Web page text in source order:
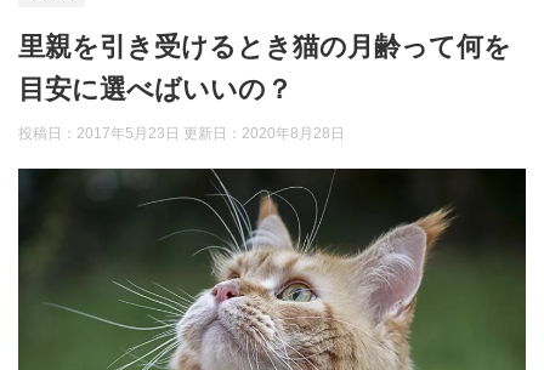
里親を引き受けるとき猫の月齢って何を
目安に選べばいいの？
投稿日：2017年5月23日 更新日： 2020年8月28日